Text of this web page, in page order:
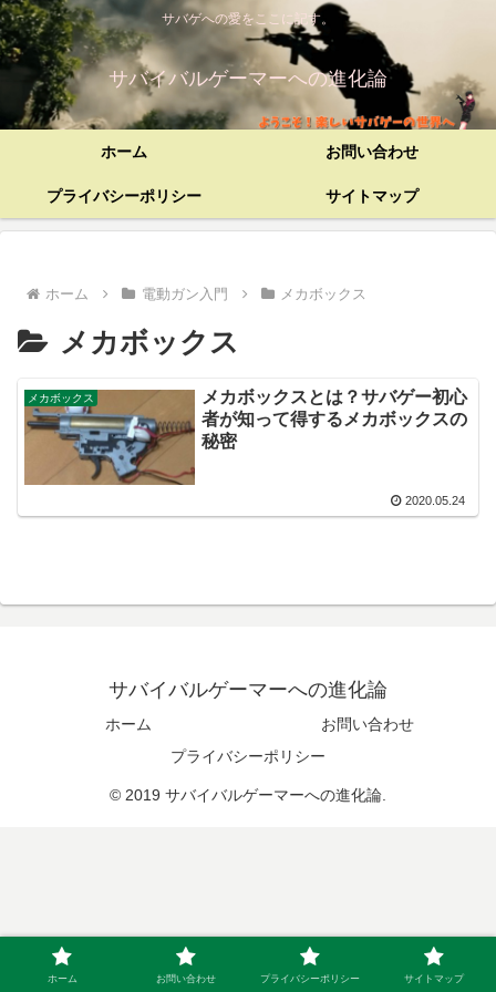
サバゲへの愛をここに記す。
サバイバルゲーマーへの進化論
ホーム お問い合わせ
プライバシーポリシー サイトマップ
ホーム 電動ガン入門 メカボックス
メカボックス
メカボックス
メカボックスとは？サバゲー初心
者が知って得するメカボックスの
秘密
2020.05.24
サバイバルゲーマーへの進化論
ホーム
お問い合わせ
プライバシーポリシー
© 2019 サバイバルゲーマーへの進化論.
ホーム お問い合わせ プライバシーポリシー サイトマップ